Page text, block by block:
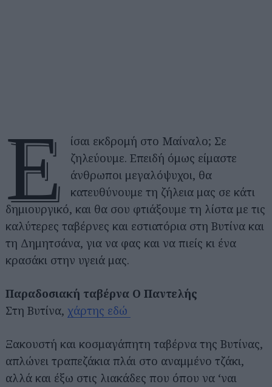
Ε
ίσαι εκδρομή στο Μαίναλο; Σε
ζηλεύουμε. Επειδή όμως είμαστε
άνθρωποι μεγαλόψυχοι, θα
κατευθύνουμε τη ζήλεια μας σε κάτι
δημιουργικό, και θα σου φτιάξουμε τη λίστα με τις
καλύτερες ταβέρνες και εστιατόρια στη Βυτίνα και
τη Δημητσάνα, για να φας και να πιείς κι ένα
κρασάκι στην υγειά μας.
Παραδοσιακή ταβέρνα Ο Παντελής
Στη Βυτίνα, χάρτης εδώ
Ξακουστή και κοσμαγάπητη ταβέρνα της Βυτίνας,
απλώνει τραπεζάκια πλάι στο αναμμένο τζάκι,
αλλά και έξω στις λιακάδες που όπου να ‘ναι